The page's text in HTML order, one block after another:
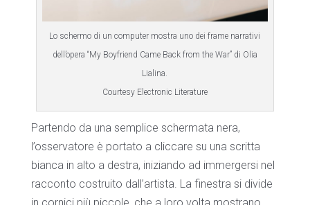
Lo schermo di un computer mostra uno dei frame narrativi
dell’opera “My Boyfriend Came Back from the War” di Olia
Lialina.
Courtesy Electronic Literature
Partendo da una semplice schermata nera,
l’osservatore è portato a cliccare su una scritta
bianca in alto a destra, iniziando ad immergersi nel
racconto costruito dall’artista. La finestra si divide